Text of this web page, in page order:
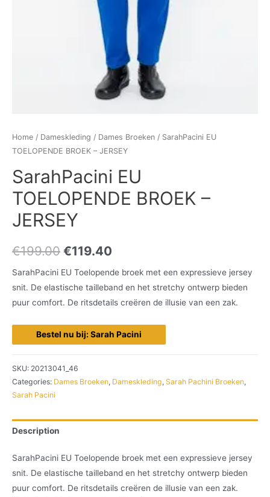
Home / Dameskleding / Dames Broeken / SarahPacini EU
TOELOPENDE BROEK – JERSEY
SarahPacini EU
TOELOPENDE BROEK –
JERSEY
€199.00 €119.40
SarahPacini EU Toelopende broek met een expressieve jersey
snit. De elastische tailleband en het stretchy ontwerp bieden
puur comfort. De ritsdetails creëren de illusie van een zak.
Bestel nu bij: Sarah Pacini
SKU: 20213041_46
Categories: Dames Broeken, Dameskleding, Sarah Pachini Broeken,
Sarah Pacini
Description
SarahPacini EU Toelopende broek met een expressieve jersey
snit. De elastische tailleband en het stretchy ontwerp bieden
puur comfort. De ritsdetails creëren de illusie van een zak.